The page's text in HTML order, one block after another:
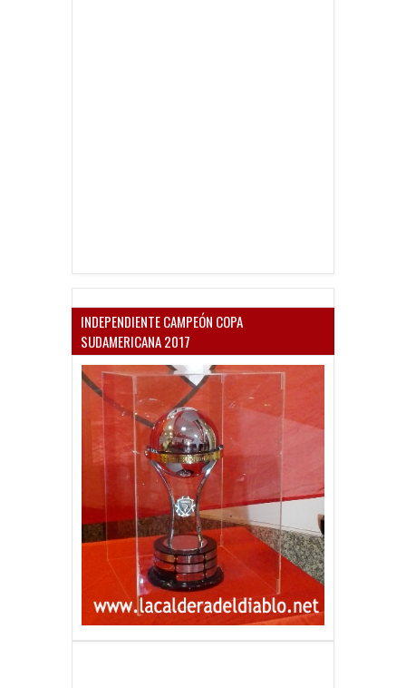
INDEPENDIENTE CAMPEÓN COPA
SUDAMERICANA 2017